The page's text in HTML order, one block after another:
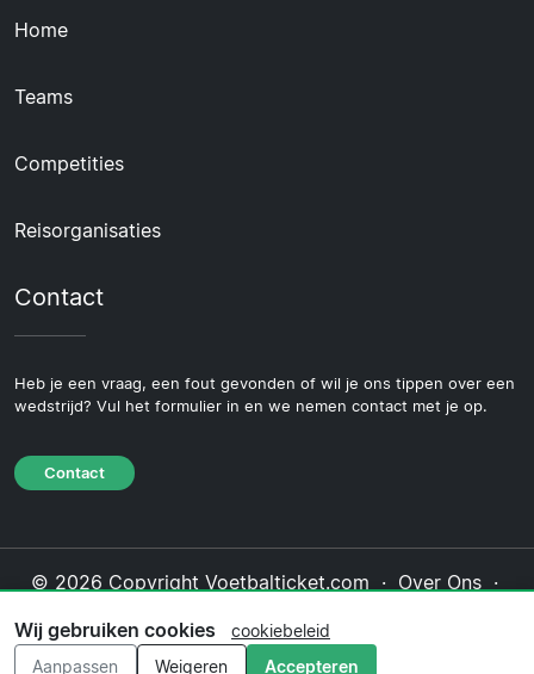
Home
Teams
Competities
Reisorganisaties
Contact
Heb je een vraag, een fout gevonden of wil je ons tippen over een
wedstrijd? Vul het formulier in en we nemen contact met je op.
Contact
© 2026 Copyright Voetbalticket.com · Over Ons·
Redactioneel beleid
Wij gebruiken cookies
cookiebeleid
Aanpassen
Weigeren Accepteren